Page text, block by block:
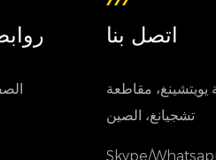
اتصل بنا
يويتشينغ، مقاطعة
تشجيانغ، الصين
Skype/